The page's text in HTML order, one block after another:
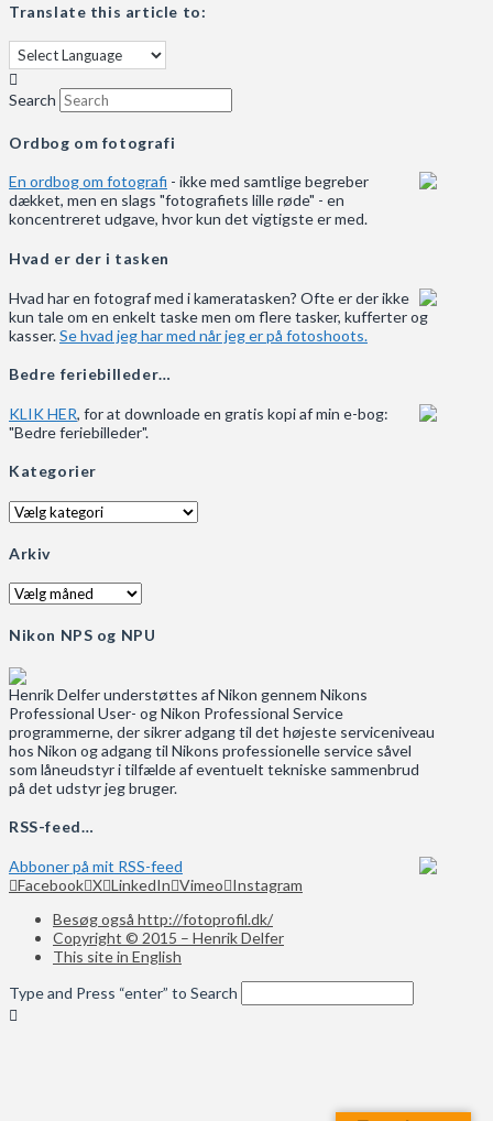
Translate this article to:
Search
Ordbog om fotografi
En ordbog om fotografi - ikke med samtlige begreber
dækket, men en slags "fotografiets lille røde" - en
koncentreret udgave, hvor kun det vigtigste er med.
Hvad er der i tasken
Hvad har en fotograf med i kameratasken? Ofte er der ikke
kun tale om en enkelt taske men om flere tasker, kufferter og
kasser.Se hvad jeg har med når jeg er på fotoshoots.
Bedre feriebilleder…
KLIK HER, for at downloade en gratis kopi af min e-bog:
"Bedre feriebilleder".
Kategorier
Kategorier
Arkiv
Arkiv
Nikon NPS og NPU
Henrik Delfer understøttes af Nikon gennem Nikons
Professional User- og Nikon Professional Service
programmerne, der sikrer adgang til det højeste serviceniveau
hos Nikon og adgang til Nikons professionelle service såvel
som låneudstyr i tilfælde af eventuelt tekniske sammenbrud
på det udstyr jeg bruger.
RSS-feed…
Abboner på mit RSS-feed
Facebook X LinkedIn Vimeo Instagram
Besøg også http://fotoprofil.dk/
Copyright © 2015 – Henrik Delfer
This site in English
Type and Press “enter” to Search